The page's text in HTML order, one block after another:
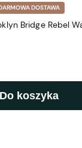
DOSTAWA
Bridge Rebel
Do koszyka